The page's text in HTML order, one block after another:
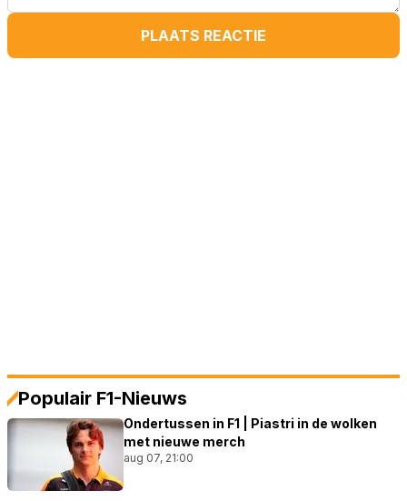
PLAATS REACTIE
Populair F1-Nieuws
Ondertussen in F1 | Piastri in de wolken
met nieuwe merch
aug 07, 21:00